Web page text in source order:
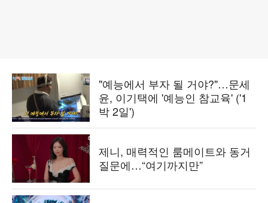
"예능에서 부자 될 거야?"…문세
윤, 이기택에 '예능인 참교육' ('1
박 2일')
제니, 매력적인 룸메이트와 동거
질문에…“여기까지만”